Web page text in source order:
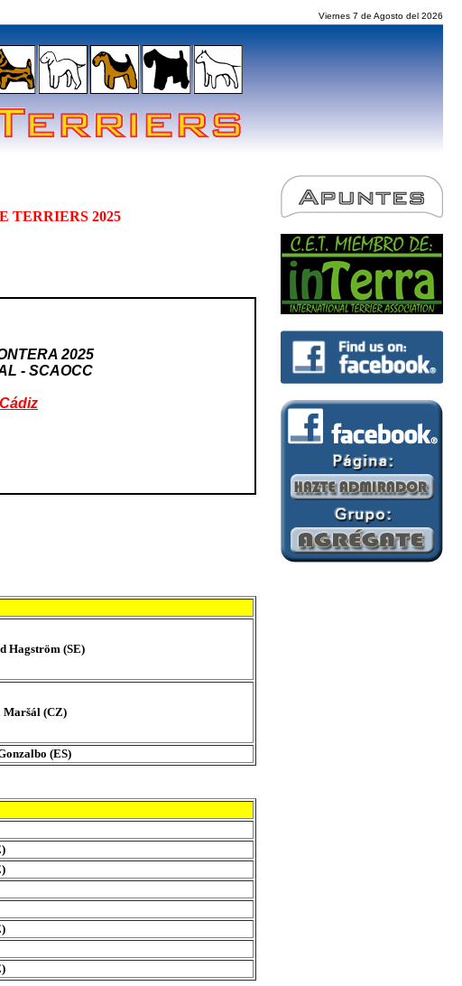
Viernes 7 de Agosto del 2026
TERRIERS 2025
2025
- SCAOCC
Hagström (SE)
Maršál (CZ)
(ES)